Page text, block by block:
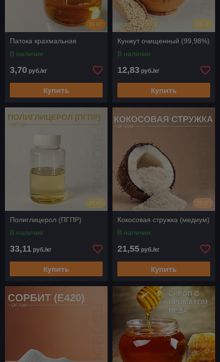
Патока крахмальная
В наличии
3,70 руб./кг
Купить
Кунжут очищенный (99,98%)
В наличии
12,83 руб./кг
Купить
Полиглицерол (ПГПР)
В наличии
33,11 руб./кг
Купить
Кокосовая стружка (медиум)
В наличии
21,55 руб./кг
Купить